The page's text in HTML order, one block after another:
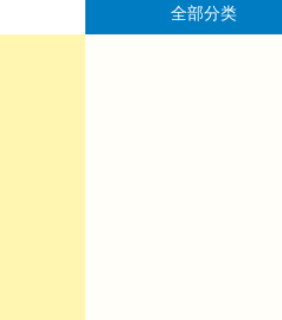
全部分类